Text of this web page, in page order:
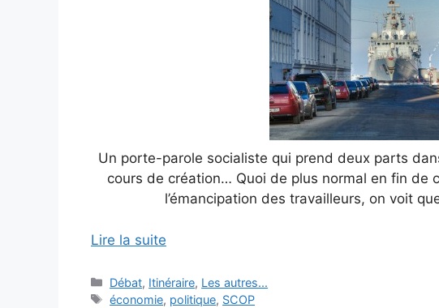
Un porte-parole socialiste qui prend deux parts
cours de création… Quoi de plus normal en fin de
l’émancipation des travailleurs, on voit
Lire la suite
Catégories
Débat, Itinéraire, Les autres...
Étiquettes
économie, politique, SCOP